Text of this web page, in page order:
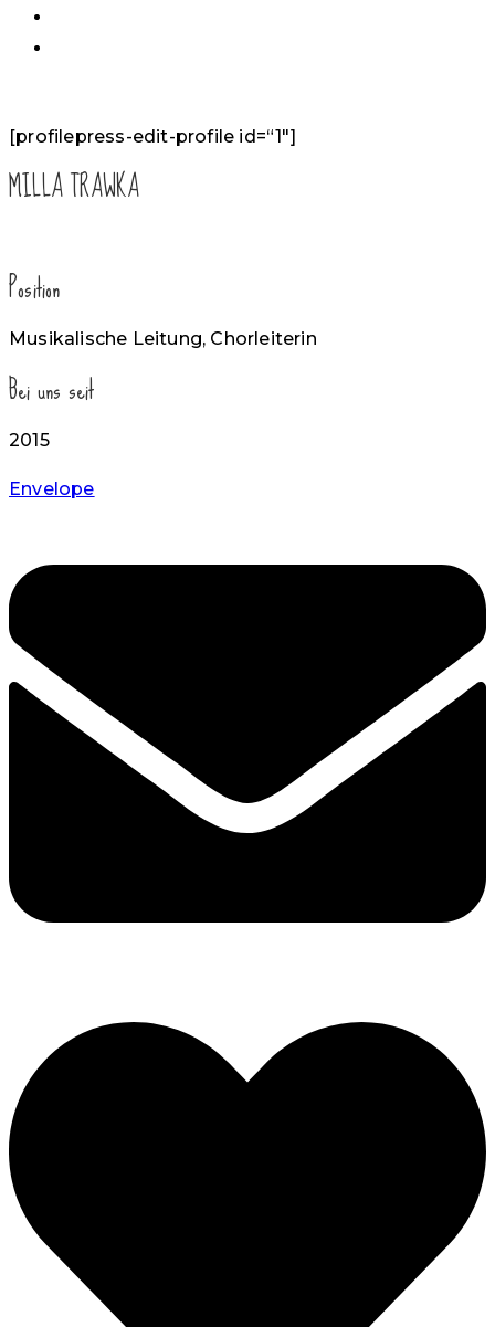
[profilepress-edit-profile id=“1″]
MILLA TRAWKA
Position
Musikalische Leitung, Chorleiterin
Bei uns seit
2015
Envelope